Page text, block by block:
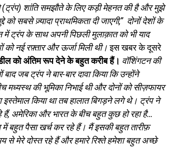
शांति समझौते के लिए कड़ी मेहनत की है और मुझे
सबसे ज़्यादा प्राथमिकता दी जाएगी,” दोनों देशों के
में ट्रंप के साथ अपनी पिछली मुलाक़ात को भी याद
नई रफ़्तार और ऊर्जा मिली थी।इस खबर के दूसरे
को अंतिम रूप देने के बहुत करीब हैं। वॉशिंगटन की
जब ट्रंप ने बार-बार दावा किया कि उन्होंने
मध्यस्थ की भूमिका निभाई थी और दोनों को सीज़फायर
इस्तेमाल किया था तब हालात बिगड़ने लगे थे। ट्रंप ने
अमेरिका और भारत के बीच बहुत कुछ हो रहा है…
बहुत पैसा खर्च कर रहे हैं। मैं इसकी बहुत तारीफ़
से मेरे दोस्त रहे हैं और हमारे रिश्ते हमेशा बहुत अच्छे